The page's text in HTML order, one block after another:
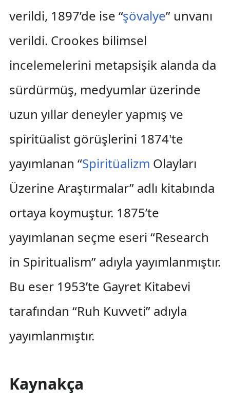
verildi, 1897’de ise “şövalye” unvanı
verildi. Crookes bilimsel
incelemelerini metapsişik alanda da
sürdürmüş, medyumlar üzerinde
uzun yıllar deneyler yapmış ve
spiritüalist görüşlerini 1874'te
yayımlanan “Spiritüalizm Olayları
Üzerine Araştırmalar” adlı kitabında
ortaya koymuştur. 1875’te
yayımlanan seçme eseri “Research
in Spiritualism” adıyla yayımlanmıştır.
Bu eser 1953’te Gayret Kitabevi
tarafından “Ruh Kuvveti” adıyla
yayımlanmıştır.
Kaynakça